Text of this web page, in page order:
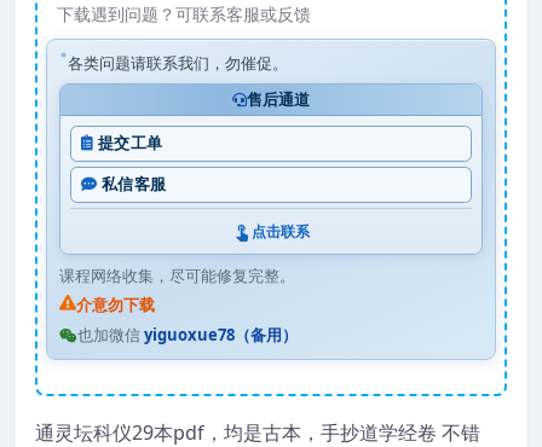
下载遇到问题？可联系客服或反馈
各类问题请联系我们，勿催促。
售后通道
提交工单
私信客服
点击联系
课程网络收集，尽可能修复完整。
介意勿下载
也加微信yiguoxue78（备用）
通灵坛科仪29本pdf，均是古本，手抄道学经卷 不错